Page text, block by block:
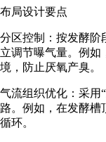
布局设计要点
分区控制：按发酵阶
立调节曝气量。例
境，防止厌氧产臭。
气流组织优化：采用
路。例如，在发酵槽
循环。